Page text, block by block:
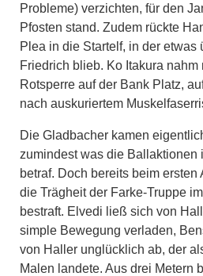
Probleme) verzichten, für den
Pfosten stand. Zudem rückte
Plea in die Startelf, in der etwas
Friedrich blieb. Ko Itakura
Rotsperre auf der Bank Platz,
nach auskuriertem
Die Gladbacher kamen
zumindest was die Ballaktionen
betraf. Doch bereits beim
die Trägheit der Farke-Truppe
bestraft. Elvedi ließ sich von
simple Bewegung verladen,
von Haller unglücklich ab, der
Malen landete. Aus drei Metern